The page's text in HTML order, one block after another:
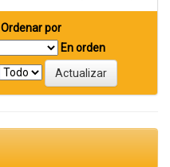
Ordenar por
En orden